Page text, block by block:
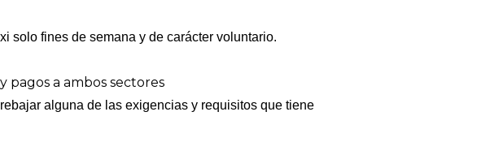
solo fines de semana y de carácter voluntario.
pagos a ambos sectores
alguna de las exigencias y requisitos que tiene